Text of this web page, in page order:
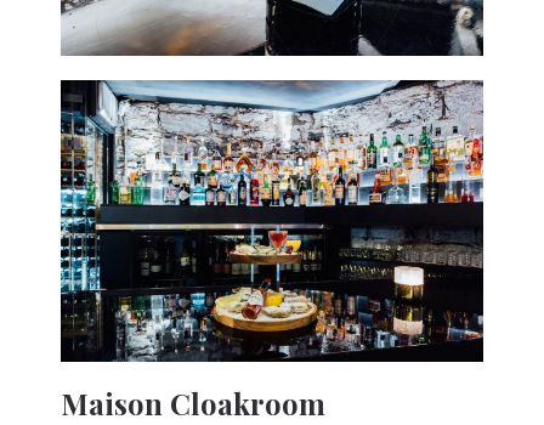
Maison Cloakroom